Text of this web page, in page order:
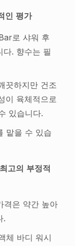
인 평가
로 샤워 후
다. 향수는 필
끗하지만 건조
이 육체적으로
있습니다.
맡을 수 있습
고의 부정적
은 약간 높아
.
체 바디 워시